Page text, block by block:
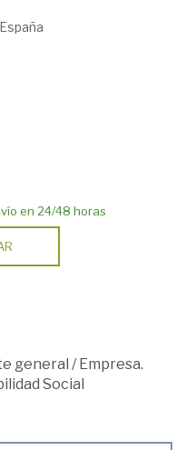
en 24/48 horas
general /Empresa.
Social